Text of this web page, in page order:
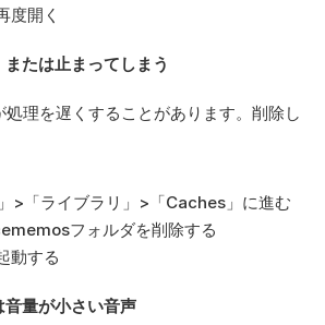
度開く
たは止まってしまう
理を遅くすることがあります。削除し
>「ライブラリ」>「Caches」に進む
フォルダを削除する
動する
量が小さい音声